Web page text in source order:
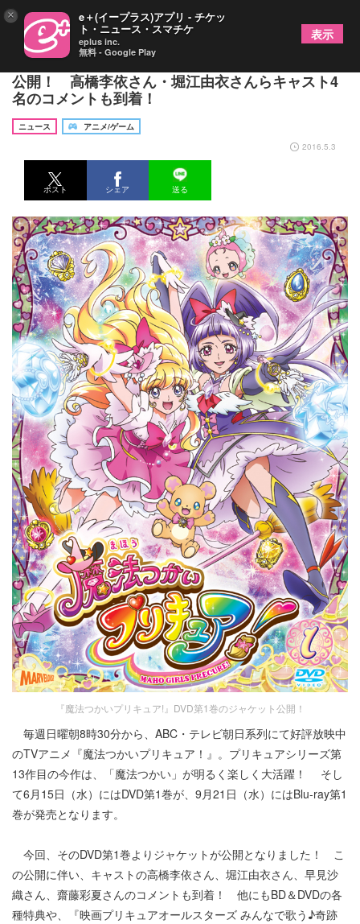
『魔法つかいプリキュア!』DVD第1巻のジャケット
公開！ 高橋李依さん・堀江由衣さんらキャスト4
名のコメントも到着！
ニュース
アニメ/ゲーム
2016.5.3
ポスト シェア 送る
『魔法つかいプリキュア!』DVD第1巻のジャケット公開！
毎週日曜朝8時30分から、ABC・テレビ朝日系列にて好評放映中
のTVアニメ『魔法つかいプリキュア！』。プリキュアシリーズ第
13作目の今作は、「魔法つかい」が明るく楽しく大活躍！ そし
て6月15日（水）にはDVD第1巻が、9月21日（水）にはBlu-ray第1
巻が発売となります。
今回、そのDVD第1巻よりジャケットが公開となりました！ こ
の公開に伴い、キャストの高橋李依さん、堀江由衣さん、早見沙
織さん、齋藤彩夏さんのコメントも到着！ 他にもBD＆DVDの各
種特典や、『映画プリキュアオールスターズ みんなで歌う♪奇跡
× e＋(イープラス)アプリ - チケッ
ト・ニュース・スマチケ
eplus inc.
無料 - Google Play
表示